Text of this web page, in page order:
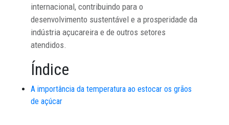
internacional, contribuindo para o
desenvolvimento sustentável e a prosperidade da
indústria açucareira e de outros setores
atendidos.
Índice
A importância da temperatura ao estocar os grãos
de açúcar